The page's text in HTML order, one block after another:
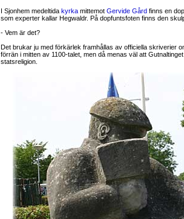
I Sjonhem medeltida kyrka mittemot Gervide Gård finns en
som experter kallar Hegwaldr. På dopfuntsfoten finns den
- Vem är det?
Det brukar ju med förkärlek framhållas av officiella skriverier
förrän i mitten av 1100-talet, men då menas väl att
statsreligion.